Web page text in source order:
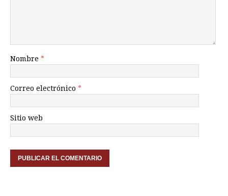
Nombre *
Correo electrónico *
Sitio web